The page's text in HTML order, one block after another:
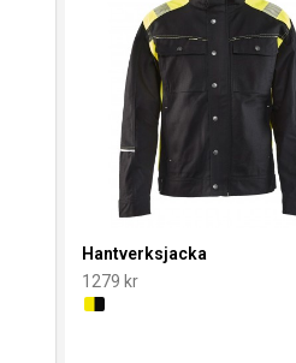
Hantverksjacka
1279 kr